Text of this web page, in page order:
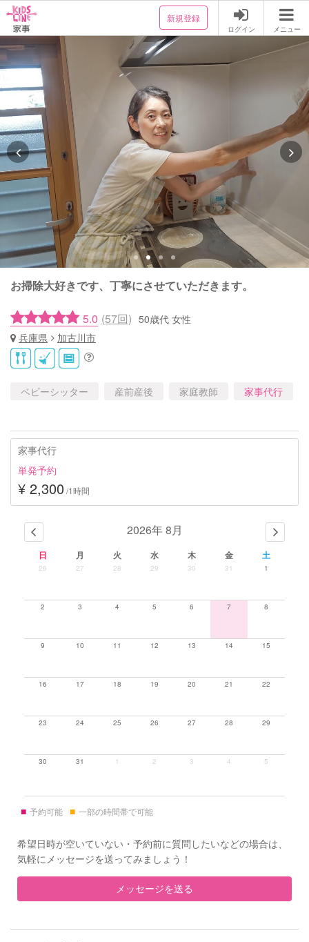
新規登録
ログイン メニュー
お掃除大好きです、丁寧にさせていただきます。
5.0 (57回) 50歳代 女性
兵庫県
加古川市
ベビーシッター 産前産後 家庭教師 家事代行
家事代行
単発予約
¥ 2,300 /1時間
2026年 8月
日 月 火 水 木 金 土
26 27 28 29 30 31 1
2 3 4 5 6 7 8
9 10 11 12 13 14 15
16 17 18 19 20 21 22
23 24 25 26 27 28 29
30 31 1 2 3 4 5
■ 予約可能 ■ 一部の時間帯で可能
希望日時が空いていない・予約前に質問したいなどの場合は、
気軽にメッセージを送ってみましょう！
メッセージを送る